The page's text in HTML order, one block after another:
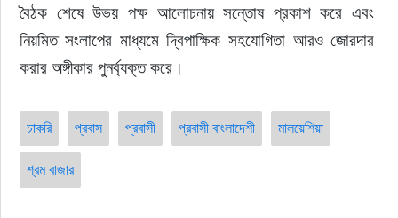
বৈঠক শেষে উভয় পক্ষ আলোচনায় সন্তোষ প্রকাশ করে এবং
নিয়মিত সংলাপের মাধ্যমে দ্বিপাক্ষিক সহযোগিতা আরও জোরদার
করার অঙ্গীকার পুনর্ব্যক্ত করে।
চাকরি প্রবাস প্রবাসী প্রবাসী বাংলাদেশী মালয়েশিয়া
শ্রম বাজার